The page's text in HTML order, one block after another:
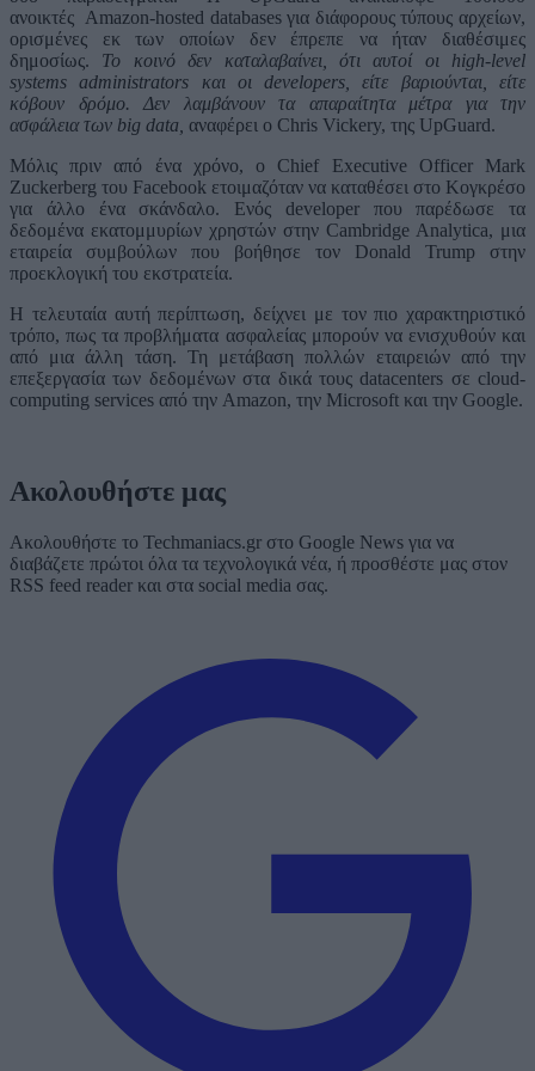
ανοικτές Amazon-hosted databases για διάφορους τύπους αρχείων,
ορισμένες εκ των οποίων δεν έπρεπε να ήταν διαθέσιμες
δημοσίως. Το κοινό δεν καταλαβαίνει, ότι αυτοί οι high-level
systems administrators και οι developers, είτε βαριούνται, είτε
κόβουν δρόμο. Δεν λαμβάνουν τα απαραίτητα μέτρα για την
ασφάλεια των big data, αναφέρει ο Chris Vickery, της UpGuard.
Μόλις πριν από ένα χρόνο, ο Chief Executive Officer Mark
Zuckerberg του Facebook ετοιμαζόταν να καταθέσει στο Κογκρέσο
για άλλο ένα σκάνδαλο. Ενός developer που παρέδωσε τα
δεδομένα εκατομμυρίων χρηστών στην Cambridge Analytica, μια
εταιρεία συμβούλων που βοήθησε τον Donald Trump στην
προεκλογική του εκστρατεία.
Η τελευταία αυτή περίπτωση, δείχνει με τον πιο χαρακτηριστικό
τρόπο, πως τα προβλήματα ασφαλείας μπορούν να ενισχυθούν και
από μια άλλη τάση. Τη μετάβαση πολλών εταιρειών από την
επεξεργασία των δεδομένων στα δικά τους datacenters σε cloud-
computing services από την Amazon, την Microsoft και την Google.
Ακολουθήστε μας
Ακολουθήστε το Techmaniacs.gr στο Google News για να
διαβάζετε πρώτοι όλα τα τεχνολογικά νέα, ή προσθέστε μας στον
RSS feed reader και στα social media σας.